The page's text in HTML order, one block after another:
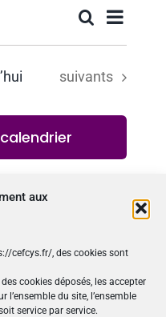
aux
cefcys.fr/, des cookies sont
cookies déposés, les accepter
du site, l’ensemble
service par service.
et
de
vues
Recherche
de
Liste
Évènements
suivants